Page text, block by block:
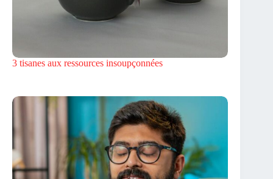
3 tisanes aux ressources insoupçonnées